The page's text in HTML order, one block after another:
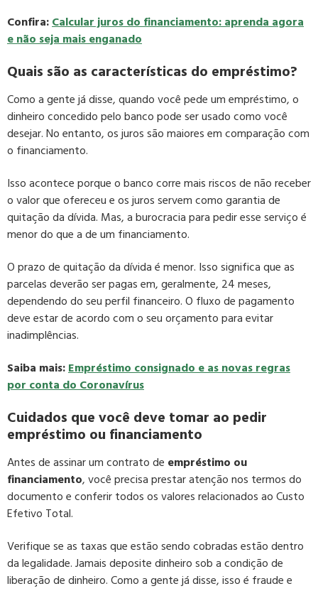
Confira:Calcular juros do financiamento: aprenda agora
e não seja mais enganado
Quais são as características do empréstimo?
Como a gente já disse, quando você pede um empréstimo, o
dinheiro concedido pelo banco pode ser usado como você
desejar. No entanto, os juros são maiores em comparação com
o financiamento.
Isso acontece porque o banco corre mais riscos de não receber
o valor que ofereceu e os juros servem como garantia de
quitação da dívida. Mas, a burocracia para pedir esse serviço é
menor do que a de um financiamento.
O prazo de quitação da dívida é menor. Isso significa que as
parcelas deverão ser pagas em, geralmente, 24 meses,
dependendo do seu perfil financeiro. O fluxo de pagamento
deve estar de acordo com o seu orçamento para evitar
inadimplências.
Saiba mais:Empréstimo consignado e as novas regras
por conta do Coronavírus
Cuidados que você deve tomar ao pedir
empréstimo ou financiamento
Antes de assinar um contrato de empréstimo ou
financiamento, você precisa prestar atenção nos termos do
documento e conferir todos os valores relacionados ao Custo
Efetivo Total.
Verifique se as taxas que estão sendo cobradas estão dentro
da legalidade. Jamais deposite dinheiro sob a condição de
liberação de dinheiro. Como a gente já disse, isso é fraude e